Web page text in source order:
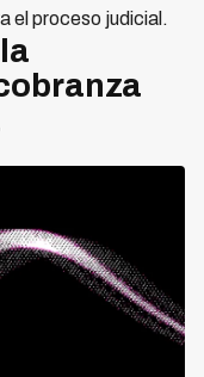
el proceso judicial.